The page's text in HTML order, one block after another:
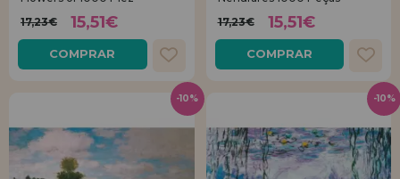
17,23€
15,51€
COMPRAR
17,23€
15,51€
COMPRAR
-10% -10%